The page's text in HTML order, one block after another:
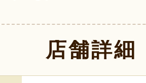
店舗詳細